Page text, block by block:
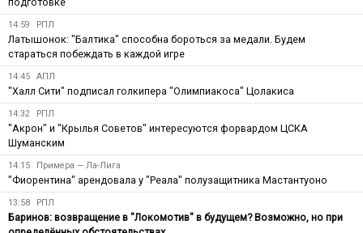
14:59 РПЛ
Латышонок: "Балтика" способна бороться за медали. Будем
стараться побеждать в каждой игре
14:45 АПЛ
"Халл Сити" подписал голкипера "Олимпиакоса" Цолакиса
14:32 РПЛ
"Акрон" и "Крылья Советов" интересуются форвардом ЦСКА
Шуманским
14:15 Примера — Ла-Лига
"Фиорентина" арендовала у "Реала" полузащитника Мастантуоно
13:58 РПЛ
Баринов: возвращение в "Локомотив" в будущем? Возможно, но при